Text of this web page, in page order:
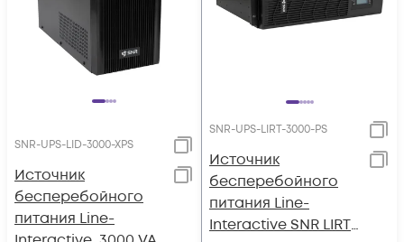
SNR-UPS-LID-3000-XPS
Источник
бесперебойного
питания Line-
SNR-UPS-LIRT-3000-PS
Источник
бесперебойного
питания Line-
Interactive SNR LIRT